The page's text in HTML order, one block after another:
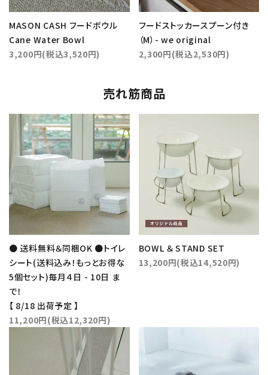
MASON CASH フードボウル
Cane Water Bowl
3,200円(税込3,520円)
フードストッカースプーン付き
（M）- we original
2,300円(税込2,530円)
売れ筋商品
● 送料無料＆同梱OK ●トイレ
シート(送料込み！もっとお得な
5個セット)毎月４日 - 10日 ま
で！
【 8/18 出荷予定 】
11,200円(税込12,320円)
BOWL ＆ STAND SET
13,200円(税込14,520円)